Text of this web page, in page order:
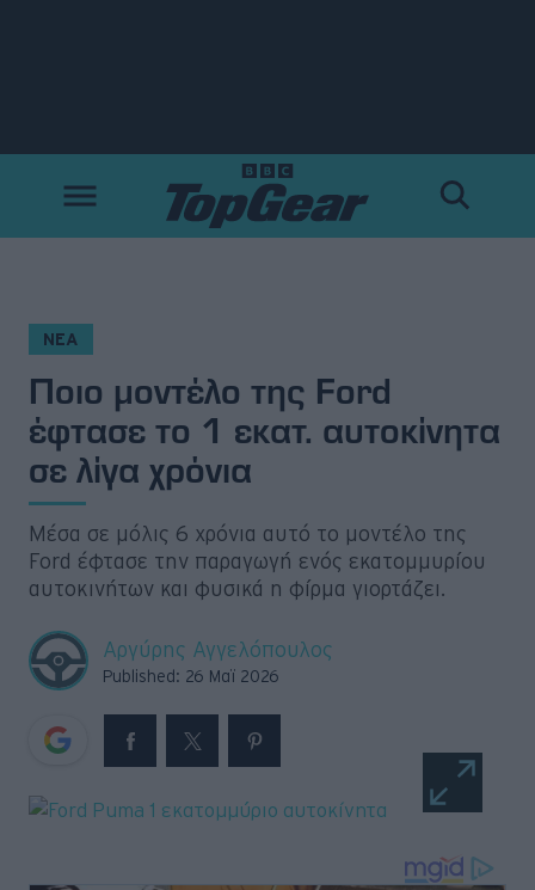
ΝΕΑ
Ποιο μοντέλο της Ford
έφτασε το 1 εκατ. αυτοκίνητα
σε λίγα χρόνια
Μέσα σε μόλις 6 χρόνια αυτό το μοντέλο της
Ford έφτασε την παραγωγή ενός εκατομμυρίου
αυτοκινήτων και φυσικά η φίρμα γιορτάζει.
Αργύρης Αγγελόπουλος
Published: 26 Μαϊ 2026
Δοκιμές
Motorsport
Άποψη
Viral
Big Reads
Retro
Moto
Gaming
Συνεντεύξεις